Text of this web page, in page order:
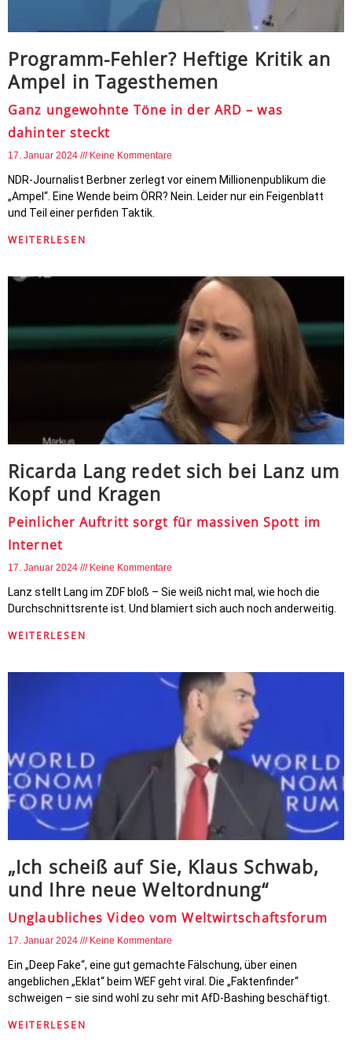
Programm-Fehler? Heftige Kritik an
Ampel in Tagesthemen
Ganz ungewohnte Töne in der ARD – was
dahinter steckt
17. Januar 2024 Keine Kommentare
NDR-Journalist Berbner zerlegt vor einem Millionenpublikum die
„Ampel“. Eine Wende beim ÖRR? Nein. Leider nur ein Feigenblatt
und Teil einer perfiden Taktik.
WEITERLESEN
Ricarda Lang redet sich bei Lanz um
Kopf und Kragen
Peinlicher Auftritt sorgt für massiven Spott im
Internet
17. Januar 2024 Keine Kommentare
Lanz stellt Lang im ZDF bloß – Sie weiß nicht mal, wie hoch die
Durchschnittsrente ist. Und blamiert sich auch noch anderweitig.
WEITERLESEN
„Ich scheiß auf Sie, Klaus Schwab,
und Ihre neue Weltordnung“
Unglaubliches Video vom Weltwirtschaftsforum
17. Januar 2024 Keine Kommentare
Ein „Deep Fake“, eine gut gemachte Fälschung, über einen
angeblichen „Eklat“ beim WEF geht viral. Die „Faktenfinder“
schweigen – sie sind wohl zu sehr mit AfD-Bashing beschäftigt.
WEITERLESEN